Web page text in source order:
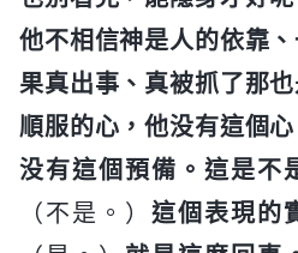
他不相信神是人的依靠
果真出事、真被抓了那
順服的心，他没有這個
没有這個預備。這是不
（不是。） 這個表現的